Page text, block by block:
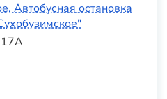
Автобусная остановка
17А